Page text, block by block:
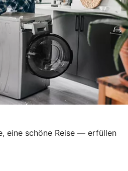
eine schöne Reise — erfüllen